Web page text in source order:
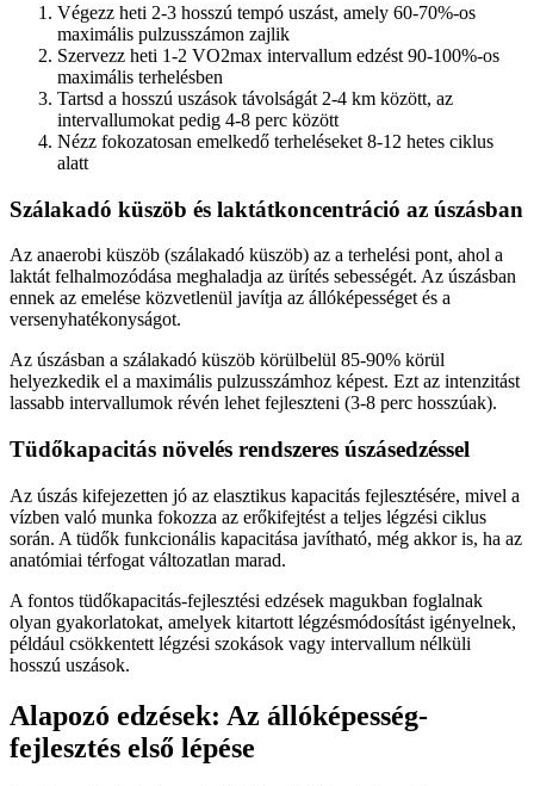
Végezz heti 2-3 hosszú tempó uszást, amely 60-70%-os
maximális pulzusszámon zajlik
Szervezz heti 1-2 VO2max intervallum edzést 90-100%-os
maximális terhelésben
Tartsd a hosszú uszások távolságát 2-4 km között, az
intervallumokat pedig 4-8 perc között
Nézz fokozatosan emelkedő terheléseket 8-12 hetes ciklus
alatt
Szálakadó küszöb és laktátkoncentráció az úszásban
Az anaerobi küszöb (szálakadó küszöb) az a terhelési pont, ahol a
laktát felhalmozódása meghaladja az ürítés sebességét. Az úszásban
ennek az emelése közvetlenül javítja az állóképességet és a
versenyhatékonyságot.
Az úszásban a szálakadó küszöb körülbelül 85-90% körül
helyezkedik el a maximális pulzusszámhoz képest. Ezt az intenzitást
lassabb intervallumok révén lehet fejleszteni (3-8 perc hosszúak).
Tüdőkapacitás növelés rendszeres úszásedzéssel
Az úszás kifejezetten jó az elasztikus kapacitás fejlesztésére, mivel a
vízben való munka fokozza az erőkifejtést a teljes légzési ciklus
során. A tüdők funkcionális kapacitása javítható, még akkor is, ha az
anatómiai térfogat változatlan marad.
A fontos tüdőkapacitás-fejlesztési edzések magukban foglalnak
olyan gyakorlatokat, amelyek kitartott légzésmódosítást igényelnek,
például csökkentett légzési szokások vagy intervallum nélküli
hosszú uszások.
Alapozó edzések: Az állóképesség-
fejlesztés első lépése